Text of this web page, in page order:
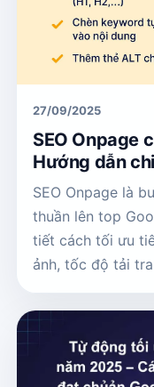
27/09/2025
SEO Onpage
Hướng dẫn
SEO Onpage là
thuần lên top
tiết cách tối ưu
ảnh, tốc độ tải